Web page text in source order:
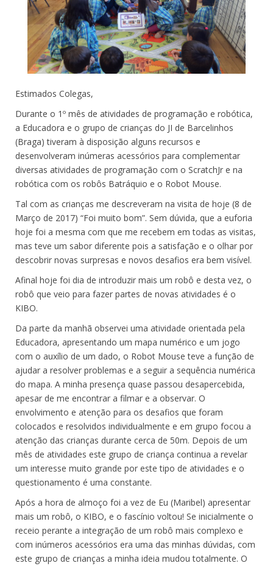
Estimados Colegas,
Durante o 1º mês de atividades de programação e robótica,
a Educadora e o grupo de crianças do JI de Barcelinhos
(Braga) tiveram à disposição alguns recursos e
desenvolveram inúmeras acessórios para complementar
diversas atividades de programação com o ScratchJr e na
robótica com os robôs Batráquio e o Robot Mouse.
Tal com as crianças me descreveram na visita de hoje (8 de
Março de 2017) “Foi muito bom”. Sem dúvida, que a euforia
hoje foi a mesma com que me recebem em todas as visitas,
mas teve um sabor diferente pois a satisfação e o olhar por
descobrir novas surpresas e novos desafios era bem visível.
Afinal hoje foi dia de introduzir mais um robô e desta vez, o
robô que veio para fazer partes de novas atividades é o
KIBO.
Da parte da manhã observei uma atividade orientada pela
Educadora, apresentando um mapa numérico e um jogo
com o auxílio de um dado, o Robot Mouse teve a função de
ajudar a resolver problemas e a seguir a sequência numérica
do mapa. A minha presença quase passou desapercebida,
apesar de me encontrar a filmar e a observar. O
envolvimento e atenção para os desafios que foram
colocados e resolvidos individualmente e em grupo focou a
atenção das crianças durante cerca de 50m. Depois de um
mês de atividades este grupo de criança continua a revelar
um interesse muito grande por este tipo de atividades e o
questionamento é uma constante.
Após a hora de almoço foi a vez de Eu (Maribel) apresentar
mais um robô, o KIBO, e o fascínio voltou! Se inicialmente o
receio perante a integração de um robô mais complexo e
com inúmeros acessórios era uma das minhas dúvidas, com
este grupo de crianças a minha ideia mudou totalmente. O